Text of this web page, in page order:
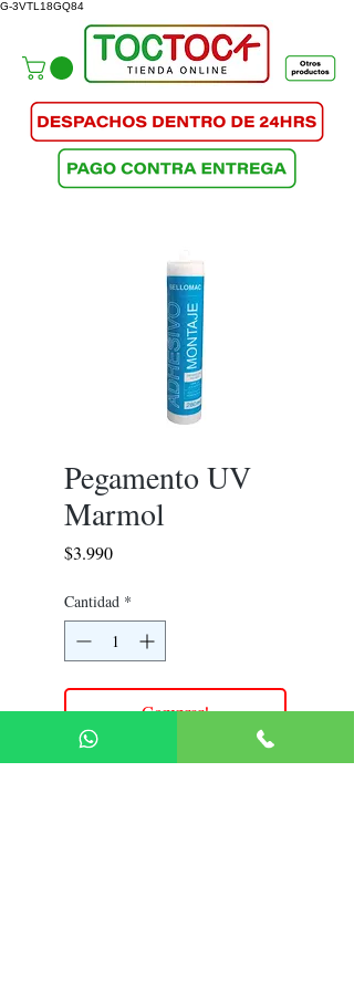
G-3VTL18GQ84
Pegamento UV
Marmol
$3.990Precio
Cantidad *
Comprar!